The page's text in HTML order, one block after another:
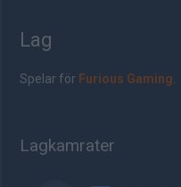
Lag
Spelar för Furious Gaming.
Lagkamrater